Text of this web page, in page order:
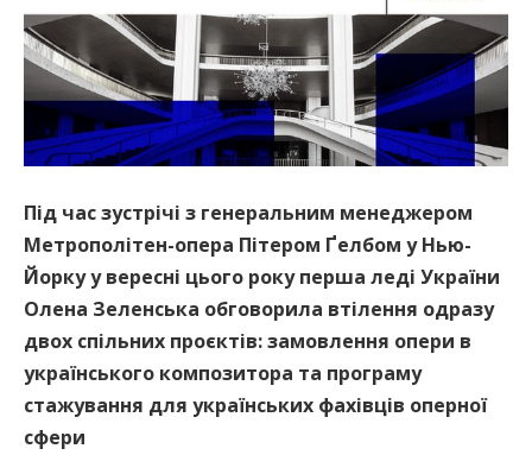
Під час зустрічі з генеральним менеджером
Метрополітен-опера Пітером Ґелбом у Нью-
Йорку у вересні цього року перша леді України
Олена Зеленська обговорила втілення одразу
двох спільних проєктів: замовлення опери в
українського композитора та програму
стажування для українських фахівців оперної
сфери